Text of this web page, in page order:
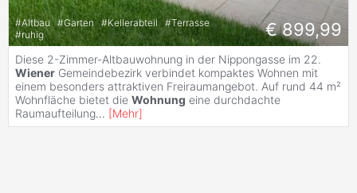
#Altbau #Garten #Kellerabteil #Terrasse
#ruhig € 899,99
Diese 2-Zimmer-Altbauwohnung in der Nippongasse im 22.
Wiener Gemeindebezirk verbindet kompaktes Wohnen mit
einem besonders attraktiven Freiraumangebot. Auf rund 44 m²
Wohnfläche bietet die Wohnung eine durchdachte
Raumaufteilung... [Mehr]